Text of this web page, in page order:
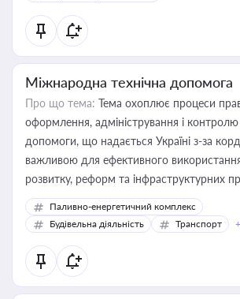
Міжнародна технічна допомога
Про що тема: Тема охоплює процеси
оформлення, адміністрування і контролю
допомоги, що надається Україні з-за
важливою для ефективного використання
розвитку, реформ та інфраструктурних
Паливно-енергетичний комплекс
Будівельна діяльність
Транспорт